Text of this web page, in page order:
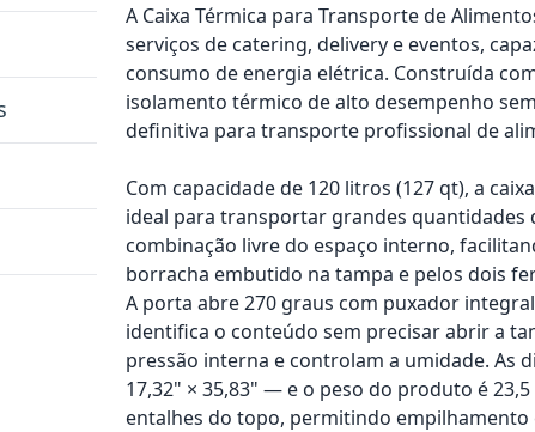
A Caixa Térmica para Transporte de
serviços de catering, delivery e eventos,
consumo de energia elétrica. Construída
isolamento térmico de alto desempenho
definitiva para transporte profissional de
Com capacidade de 120 litros (127 qt), a
ideal para transportar grandes quantidades
combinação livre do espaço interno,
borracha embutido na tampa e pelos dois
A porta abre 270 graus com puxador
identifica o conteúdo sem precisar abrir a
pressão interna e controlam a umidade. As
17,32" × 35,83" — e o peso do produto é
entalhes do topo, permitindo